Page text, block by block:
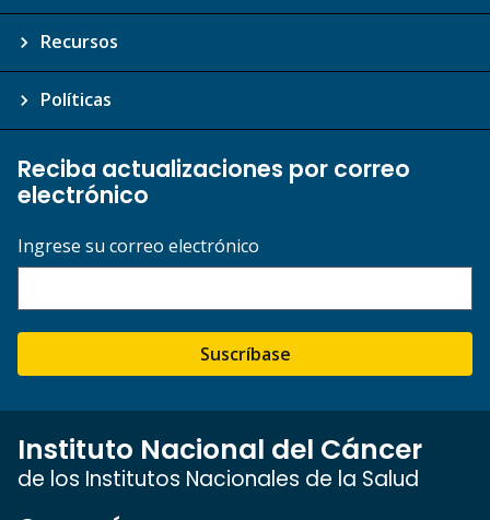
Recursos
Políticas
Reciba actualizaciones por correo
electrónico
Ingrese su correo electrónico
Suscríbase
Instituto Nacional del Cáncer
de los Institutos Nacionales de la Salud